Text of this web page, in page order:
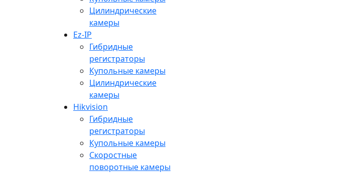
Цилиндрические
камеры
Ez-IP
Гибридные
регистраторы
Купольные камеры
Цилиндрические
камеры
Hikvision
Гибридные
регистраторы
Купольные камеры
Скоростные
поворотные камеры